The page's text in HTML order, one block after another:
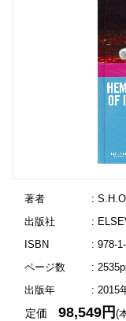
著者
:
出版社
:
ISBN
: 978-
ページ数
:
出版年
: 2015
定価98,549円(